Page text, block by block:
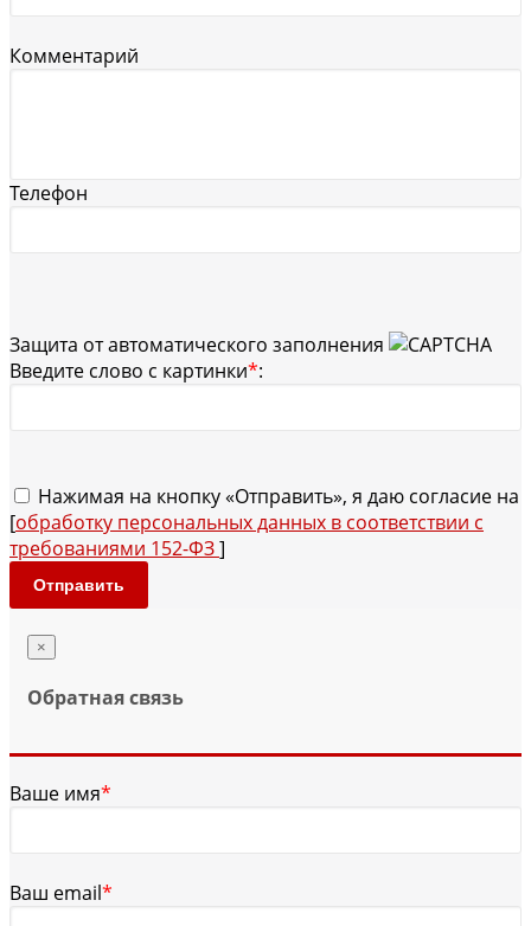
Комментарий
Телефон
Защита от автоматического заполнения
Введите слово с картинки*:
Нажимая на кнопку «Отправить», я даю согласие на
[обработку персональных данных в соответствии с
требованиями 152-ФЗ]
Отправить
×
Обратная связь
Ваше имя*
Ваш email*